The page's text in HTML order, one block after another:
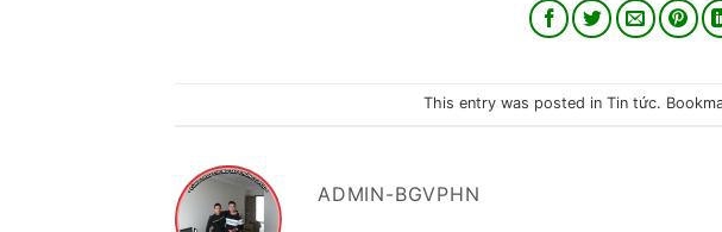
This entry was posted in Tin tức.
ADMIN-BGVPHN